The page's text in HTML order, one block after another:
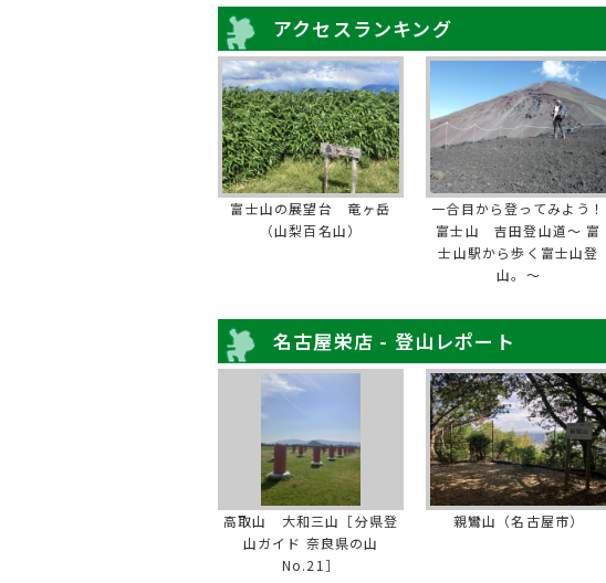
アクセスランキング
富士山の展望台 竜ヶ岳
（山梨百名山）
一合目から登ってみよう！
富士山 吉田登山道～ 富
士山駅から歩く富士山登
山。～
名古屋栄店 - 登山レポート
高取山 大和三山［分県登
山ガイド 奈良県の山
No.21］
親鸞山（名古屋市）